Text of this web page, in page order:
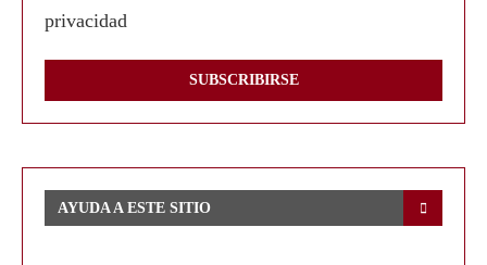
privacidad
AYUDA A ESTE SITIO